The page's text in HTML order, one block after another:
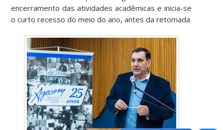
encerramento das atividades acadêmicas e inicia-se
o curto recesso do meio do ano, antes da retomada